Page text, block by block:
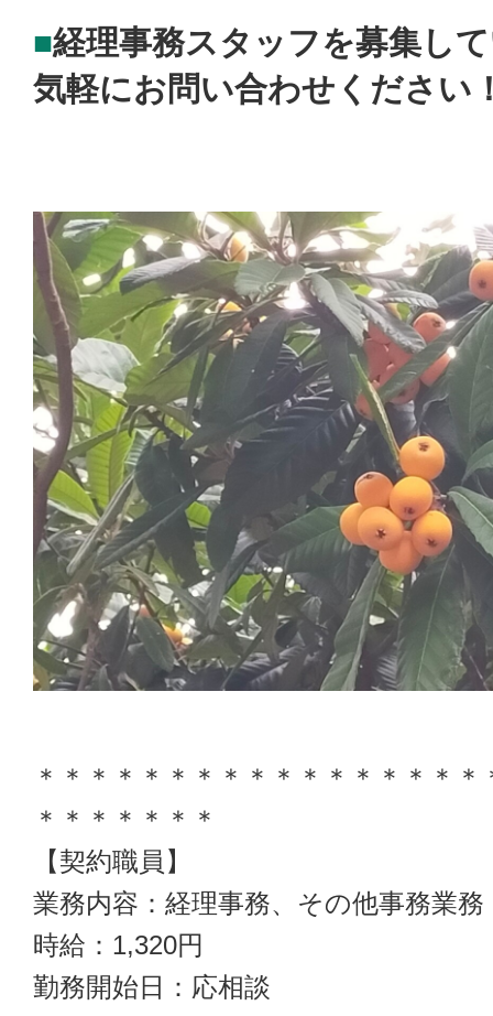
経理事務スタッフを募集し
気軽にお問い合わせください
＊＊＊＊＊＊＊＊＊＊＊＊＊＊＊＊
＊＊＊＊＊＊＊
【契約職員】
業務内容：経理事務、その他事務業務
時給：1,320円
勤務開始日：応相談